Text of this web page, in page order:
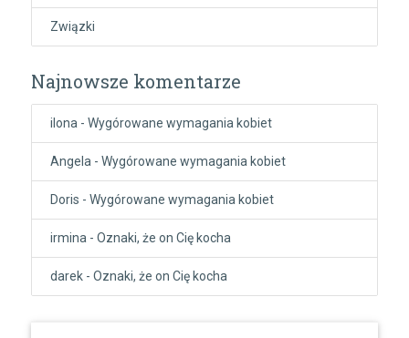
Związki
Najnowsze komentarze
ilona - Wygórowane wymagania kobiet
Angela - Wygórowane wymagania kobiet
Doris - Wygórowane wymagania kobiet
irmina - Oznaki, że on Cię kocha
darek- Oznaki, że on Cię kocha